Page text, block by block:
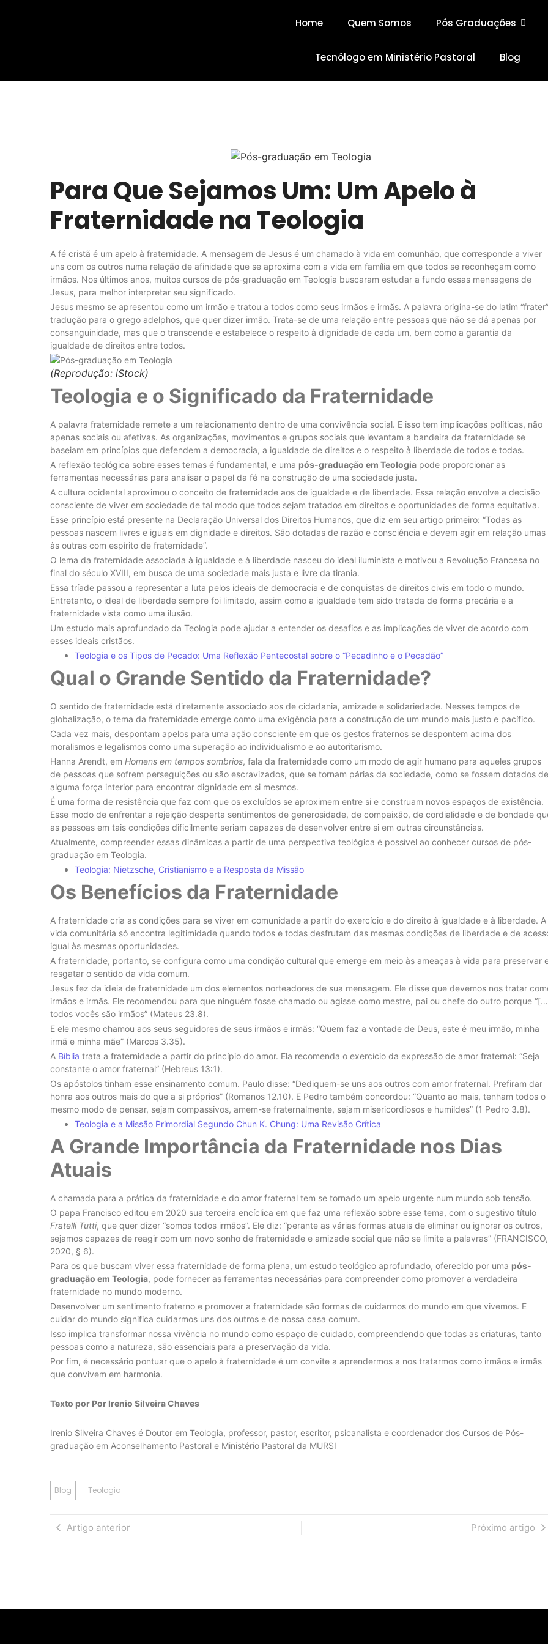
Home Quem Somos Pós Graduações
Tecnólogo em Ministério Pastoral Blog
Para Que Sejamos Um: Um Apelo à
Fraternidade na Teologia
A fé cristã é um apelo à fraternidade. A mensagem de Jesus é um chamado à vida em comunhão, que corresponde a viver
uns com os outros numa relação de afinidade que se aproxima com a vida em família em que todos se reconheçam como
irmãos. Nos últimos anos, muitos cursos de pós-graduação em Teologia buscaram estudar a fundo essas mensagens de
Jesus, para melhor interpretar seu significado.
Jesus mesmo se apresentou como um irmão e tratou a todos como seus irmãos e irmãs. A palavra origina-se do latim
tradução para o grego adelphos, que quer dizer irmão. Trata-se de uma relação entre pessoas que não se dá apenas por
consanguinidade, mas que o transcende e estabelece o respeito à dignidade de cada um, bem como a garantia da
igualdade de direitos entre todos.
(Reprodução: iStock)
Teologia e o Significado da Fraternidade
A palavra fraternidade remete a um relacionamento dentro de uma convivência social. E isso tem implicações políticas, não
apenas sociais ou afetivas. As organizações, movimentos e grupos sociais que levantam a bandeira da fraternidade se
baseiam em princípios que defendem a democracia, a igualdade de direitos e o respeito à liberdade de todos e todas.
A reflexão teológica sobre esses temas é fundamental, e uma pós-graduação em Teologia pode proporcionar as
ferramentas necessárias para analisar o papel da fé na construção de uma sociedade justa.
A cultura ocidental aproximou o conceito de fraternidade aos de igualdade e de liberdade. Essa relação envolve a decisão
consciente de viver em sociedade de tal modo que todos sejam tratados em direitos e oportunidades de forma equitativa.
Esse princípio está presente na Declaração Universal dos Direitos Humanos, que diz em seu artigo primeiro: “Todas as
pessoas nascem livres e iguais em dignidade e direitos. São dotadas de razão e consciência e devem agir em relação umas
às outras com espírito de fraternidade”.
O lema da fraternidade associada à igualdade e à liberdade nasceu do ideal iluminista e motivou a Revolução Francesa no
final do século XVIII, em busca de uma sociedade mais justa e livre da tirania.
Essa tríade passou a representar a luta pelos ideais de democracia e de conquistas de direitos civis em todo o mundo.
Entretanto, o ideal de liberdade sempre foi limitado, assim como a igualdade tem sido tratada de forma precária e a
fraternidade vista como uma ilusão.
Um estudo mais aprofundado da Teologia pode ajudar a entender os desafios e as implicações de viver de acordo com
esses ideais cristãos.
Teologia e os Tipos de Pecado: Uma Reflexão Pentecostal sobre o “Pecadinho e o Pecadão”
Qual o Grande Sentido da Fraternidade?
O sentido de fraternidade está diretamente associado aos de cidadania, amizade e solidariedade. Nesses tempos de
globalização, o tema da fraternidade emerge como uma exigência para a construção de um mundo mais justo e pacífico.
Cada vez mais, despontam apelos para uma ação consciente em que os gestos fraternos se despontem acima dos
moralismos e legalismos como uma superação ao individualismo e ao autoritarismo.
Hanna Arendt, em Homens em tempos sombrios, fala da fraternidade como um modo de agir humano para aqueles grupos
de pessoas que sofrem perseguições ou são escravizados, que se tornam párias da sociedade, como se fossem dotados de
alguma força interior para encontrar dignidade em si mesmos.
É uma forma de resistência que faz com que os excluídos se aproximem entre si e construam novos espaços de existência.
Esse modo de enfrentar a rejeição desperta sentimentos de generosidade, de compaixão, de cordialidade e de bondade
as pessoas em tais condições dificilmente seriam capazes de desenvolver entre si em outras circunstâncias.
Atualmente, compreender essas dinâmicas a partir de uma perspectiva teológica é possível ao conhecer cursos de pós-
graduação em Teologia.
Teologia: Nietzsche, Cristianismo e a Resposta da Missão
Os Benefícios da Fraternidade
A fraternidade cria as condições para se viver em comunidade a partir do exercício e do direito à igualdade e à liberdade. A
vida comunitária só encontra legitimidade quando todos e todas desfrutam das mesmas condições de liberdade e de
igual às mesmas oportunidades.
A fraternidade, portanto, se configura como uma condição cultural que emerge em meio às ameaças à vida para preservar
resgatar o sentido da vida comum.
Jesus fez da ideia de fraternidade um dos elementos norteadores de sua mensagem. Ele disse que devemos nos tratar
irmãos e irmãs. Ele recomendou para que ninguém fosse chamado ou agisse como mestre, pai ou chefe do outro porque
todos vocês são irmãos” (Mateus 23.8).
E ele mesmo chamou aos seus seguidores de seus irmãos e irmãs: “Quem faz a vontade de Deus, este é meu irmão, minha
irmã e minha mãe” (Marcos 3.35).
A Bíblia trata a fraternidade a partir do princípio do amor. Ela recomenda o exercício da expressão de amor fraternal: “Seja
constante o amor fraternal” (Hebreus 13:1).
Os apóstolos tinham esse ensinamento comum. Paulo disse: “Dediquem-se uns aos outros com amor fraternal. Prefiram dar
honra aos outros mais do que a si próprios” (Romanos 12.10). E Pedro também concordou: “Quanto ao mais, tenham todos o
mesmo modo de pensar, sejam compassivos, amem-se fraternalmente, sejam misericordiosos e humildes” (1 Pedro 3.8).
Teologia e a Missão Primordial Segundo Chun K. Chung: Uma Revisão Crítica
A Grande Importância da Fraternidade nos Dias
Atuais
A chamada para a prática da fraternidade e do amor fraternal tem se tornado um apelo urgente num mundo sob tensão.
O papa Francisco editou em 2020 sua terceira encíclica em que faz uma reflexão sobre esse tema, com o sugestivo título
Fratelli Tutti, que quer dizer “somos todos irmãos”. Ele diz: “perante as várias formas atuais de eliminar ou ignorar os outros,
sejamos capazes de reagir com um novo sonho de fraternidade e amizade social que não se limite a palavras” (FRANCISCO,
2020, § 6).
Para os que buscam viver essa fraternidade de forma plena, um estudo teológico aprofundado, oferecido por uma pós-
graduação em Teologia, pode fornecer as ferramentas necessárias para compreender como promover a verdadeira
fraternidade no mundo moderno.
Desenvolver um sentimento fraterno e promover a fraternidade são formas de cuidarmos do mundo em que vivemos. E
cuidar do mundo significa cuidarmos uns dos outros e de nossa casa comum.
Isso implica transformar nossa vivência no mundo como espaço de cuidado, compreendendo que todas as criaturas, tanto
pessoas como a natureza, são essenciais para a preservação da vida.
Por fim, é necessário pontuar que o apelo à fraternidade é um convite a aprendermos a nos tratarmos como irmãos e irmãs
que convivem em harmonia.
Texto por Por Irenio Silveira Chaves
Irenio Silveira Chaves é Doutor em Teologia, professor, pastor, escritor, psicanalista e coordenador dos Cursos de Pós-
graduação em Aconselhamento Pastoral e Ministério Pastoral da MURSI
Blog Teologia
Artigo anterior Próximo artigo